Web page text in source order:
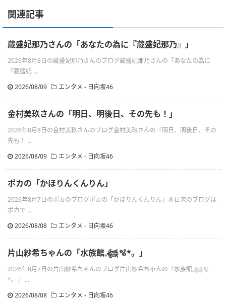
関連記事
蔵盛妃那乃さんの「あなたの為に『蔵盛妃那乃』」
2026年8月8日の蔵盛妃那乃さんのブログ蔵盛妃那乃さんの「あなたの為に
『蔵盛妃 ...
2026/08/09
エンタメ - 日向坂46
金村美玖さんの「明日、明後日、その先も！」
2026年8月8日の金村美玖さんのブログ金村美玖さんの「明日、明後日、その
先も！ ...
2026/08/09
エンタメ - 日向坂46
ポカの「かほりんくんりん」
2026年8月7日のポカのブログポカの「かほりんくんりん」本日次のブログは
ポカで ...
2026/08/08
エンタメ - 日向坂46
片山紗希ちゃんの「水族館𓈒𓆉🫧‪*。」
2026年8月7日の片山紗希ちゃんのブログ片山紗希ちゃんの「水族館𓈒𓆉🫧‪
*。」 ...
2026/08/08
エンタメ - 日向坂46